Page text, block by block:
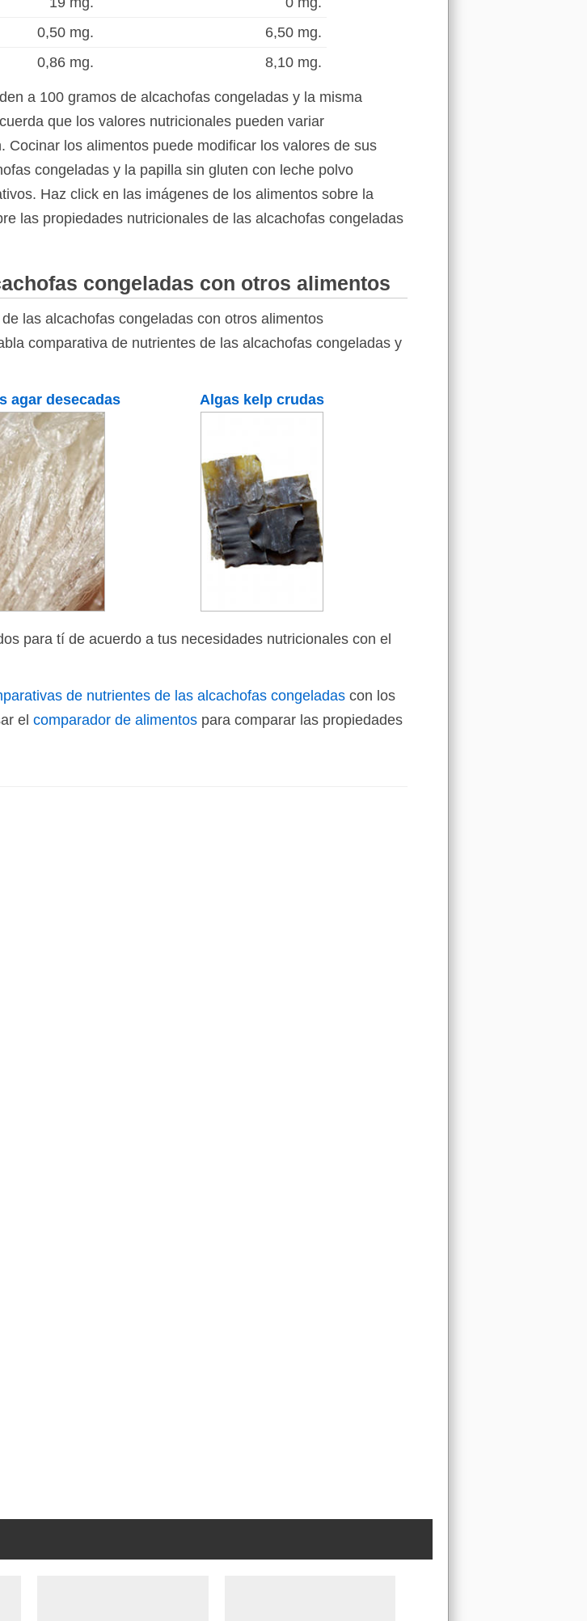
0,50 mg.
6,50 mg.
0,86 mg. 8,10 mg.
a 100 gramos de alcachofas congeladas y la misma
que los valores nutricionales pueden variar
los alimentos puede modificar los valores de sus
congeladas y la papilla sin gluten con leche polvo
Haz click en las imágenes de los alimentos sobre la
las propiedades nutricionales de las alcachofas congeladas
congeladas con otros alimentos
las alcachofas congeladas con otros alimentos
comparativa de nutrientes de las alcachofas congeladas y
agar desecadas Algas kelp crudas
para tí de acuerdo a tus necesidades nutricionales con el
de nutrientes de las alcachofas congeladas con los
el comparador de alimentos para comparar las propiedades